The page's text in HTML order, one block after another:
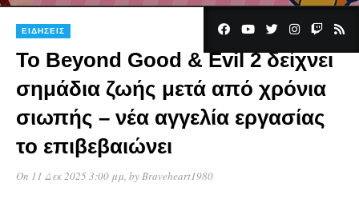
ΕΙΔΉΣΕΙΣ
Το Beyond Good & Evil 2 δείχνει
σημάδια ζωής μετά από χρόνια
σιωπής – νέα αγγελία εργασίας
το επιβεβαιώνει
On 11 Δεκ 2025 3:00 μμ , by Braveheart1980